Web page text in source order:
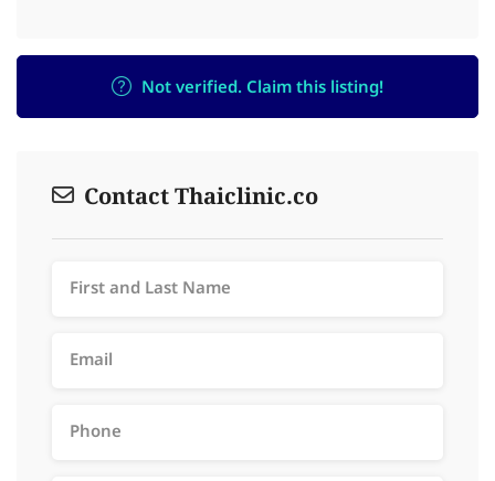
Not verified. Claim this listing!
Contact Thaiclinic.co